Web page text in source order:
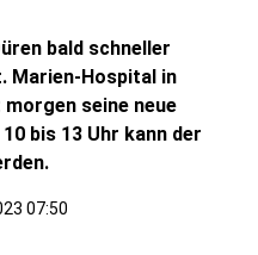
bald schneller
Marien-Hospital in
seine neue
bis 13 Uhr kann der
07:50